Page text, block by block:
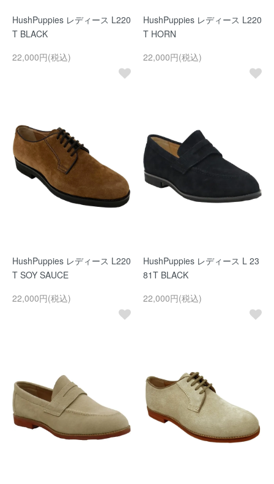
HushPuppies レディース L220
T BLACK
22,000円(税込)
HushPuppies レディース L220
T HORN
22,000円(税込)
HushPuppies レディース L220
T SOY SAUCE
22,000円(税込)
HushPuppies レディース L 23
81T BLACK
22,000円(税込)